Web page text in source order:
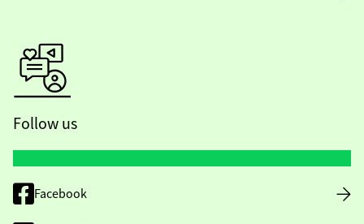
Follow us
Facebook